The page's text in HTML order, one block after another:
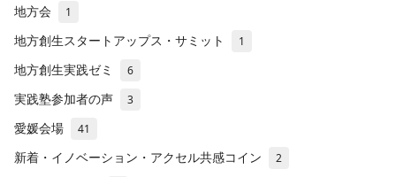
地方会 1
地方創生スタートアップス・サミット 1
地方創生実践ゼミ 6
実践塾参加者の声 3
愛媛会場 41
新着・イノベーション・アクセル共感コイン 2